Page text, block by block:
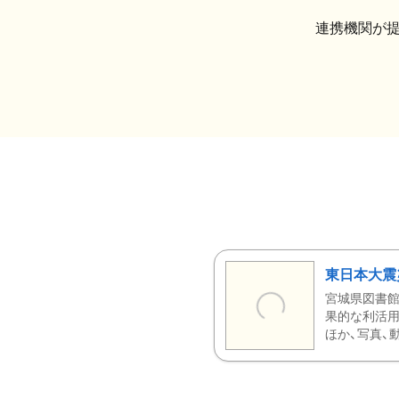
連携機関が
東日本大
宮城県図書
果的な利活
ほか、写真、